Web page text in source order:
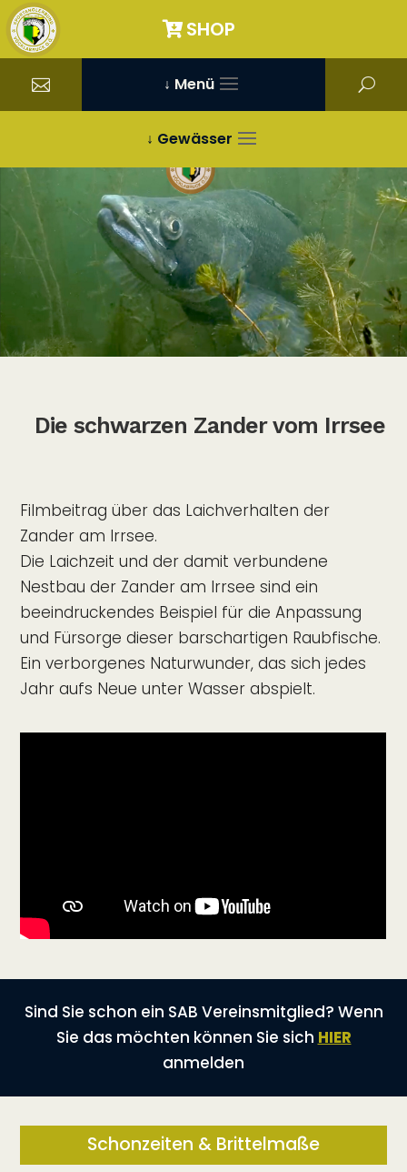
SHOP
↓ Menü
↓ Gewässer
Die schwarzen Zander vom Irrsee
Filmbeitrag über das Laichverhalten der
Zander am Irrsee.
Die Laichzeit und der damit verbundene
Nestbau der Zander am Irrsee sind ein
beeindruckendes Beispiel für die Anpassung
und Fürsorge dieser barschartigen Raubfische.
Ein verborgenes Naturwunder, das sich jedes
Jahr aufs Neue unter Wasser abspielt.
Sind Sie schon ein SAB Vereinsmitglied? Wenn
Sie das möchten können Sie sich HIER
anmelden
Schonzeiten & Brittelmaße